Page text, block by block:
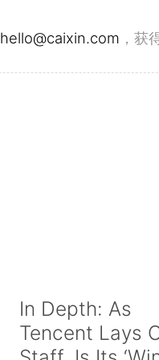
hello@caixin.com ，获
In Depth: As
Tencent Lays